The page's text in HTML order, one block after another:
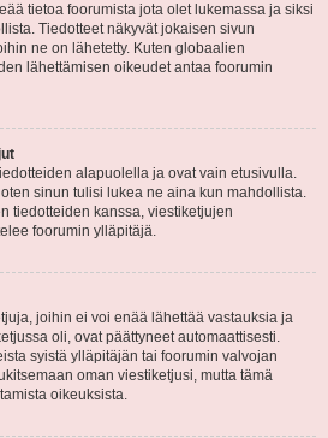
tietoa foorumista jota olet lukemassa ja siksi
Tiedotteet näkyvät jokaisen sivun
ne on lähetetty. Kuten globaalien
lähettämisen oikeudet antaa foorumin
alapuolella ja ovat vain etusivulla.
sinun tulisi lukea ne aina kun mahdollista.
tiedotteiden kanssa, viestiketjujen
foorumin ylläpitäjä.
joihin ei voi enää lähettää vastauksia ja
oli, ovat päättyneet automaattisesti.
syistä ylläpitäjän tai foorumin valvojan
oman viestiketjusi, mutta tämä
oikeuksista.